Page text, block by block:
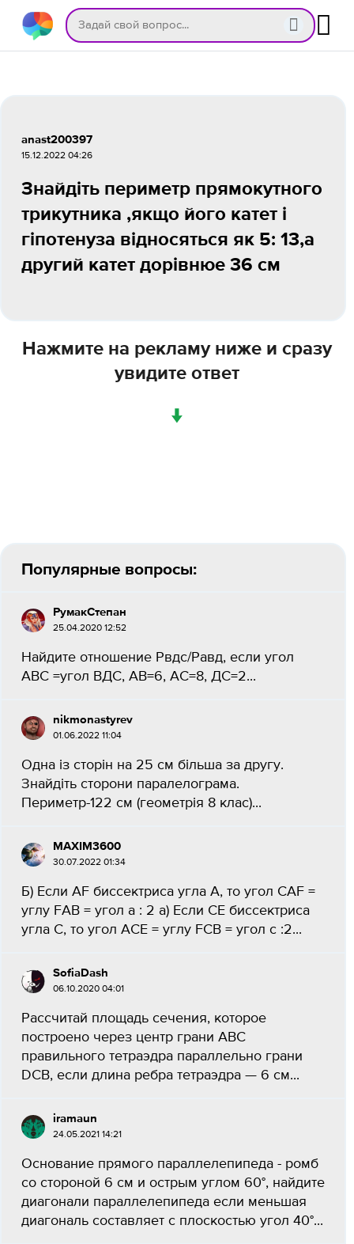
anast200397
15.12.2022 04:26
Знайдіть периметр прямокутного
трикутника ,якщо його катет і
гіпотенуза відносяться як 5: 13,а
другий катет дорівнюе 36 см
Нажмите на рекламу ниже и сразу
увидите ответ
↓
Популярные вопросы:
РумакСтепан
25.04.2020 12:52
Найдите отношение Рвдс/Равд, если угол
АВС =угол ВДС, АВ=6, АС=8, ДС=2...
nikmonastyrev
01.06.2022 11:04
Одна із сторін на 25 см більша за другу.
Знайдіть сторони паралелограма.
Периметр-122 см (геометрія 8 клас)...
MAXIM3600
30.07.2022 01:34
Б) Если AF биссектриса угла A, то угол CAF =
углу FAB = угол а : 2 а) Если CE биссектриса
угла C, то угол ACE = углу FCB = угол c :2...
SofiaDash
06.10.2020 04:01
Рассчитай площадь сечения, которое
построено через центр грани ABC
правильного тетраэдра параллельно грани
DCB, если длина ребра тетраэдра — 6 см...
iramaun
24.05.2021 14:21
Основание прямого параллелепипеда - ромб
со стороной 6 см и острым углом 60°, найдите
диагонали параллелепипеда если меньшая
диагональ составляет с плоскостью угол 40°​...